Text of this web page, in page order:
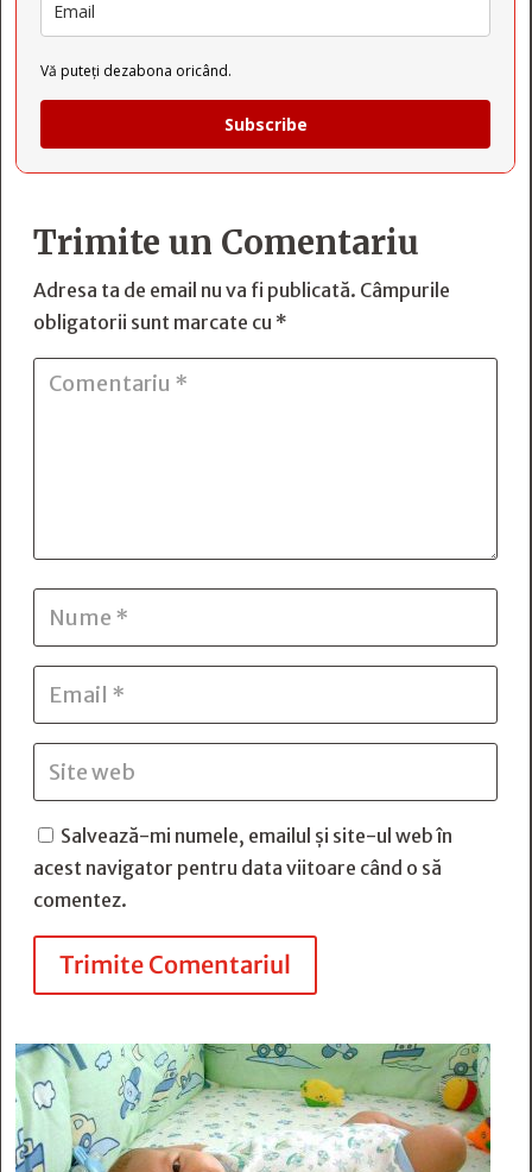
Vă puteți dezabona oricând.
Subscribe
Trimite un Comentariu
Adresa ta de email nu va fi publicată. Câmpurile
obligatorii sunt marcate cu *
Salvează-mi numele, emailul și site-ul web în
acest navigator pentru data viitoare când o să
comentez.
Trimite Comentariul